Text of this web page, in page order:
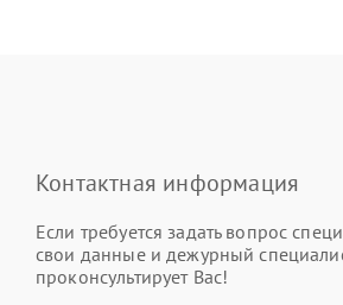
Контактная информация
Если требуется задать вопрос
свои данные и дежурный
проконсультирует Вас!